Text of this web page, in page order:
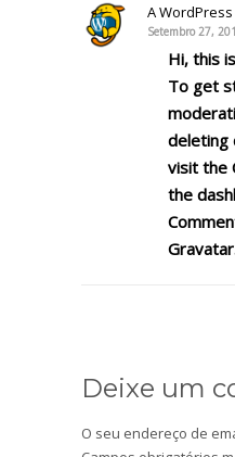
A
Setembro 27,
Hi, this
To get
deleting
visit the
the
Gravatar
Deixe um
O seu endereço de